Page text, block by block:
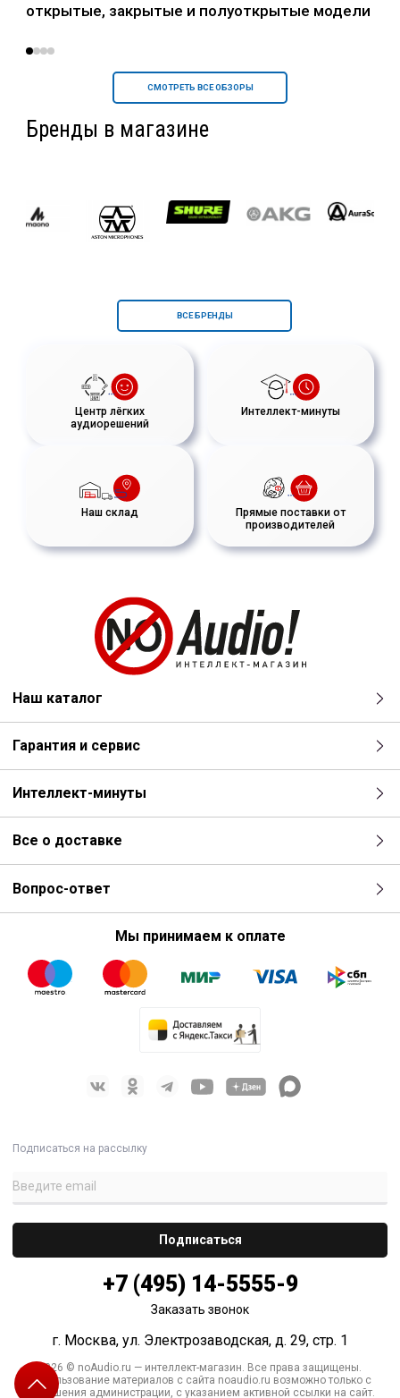
открытые, закрытые и полуоткрытые модели
СМОТРЕТЬ ВСЕ ОБЗОРЫ
Бренды в магазине
ВСЕ БРЕНДЫ
Центр лёгких
аудиорешений
Интеллект-минуты
Наш склад
Прямые поставки от
производителей
Наш каталог
Гарантия и сервис
Интеллект-минуты
Все о доставке
Вопрос-ответ
Мы принимаем к оплате
Подписаться на рассылку
+7 (495) 14-5555-9
Заказать звонок
г. Москва, ул. Электрозаводская, д. 29, стр. 1
2026 © noAudio.ru — интеллект-магазин. Все права защищены.
Использование материалов с сайта noaudio.ru возможно только с
разрешения администрации, с указанием активной ссылки на сайт.